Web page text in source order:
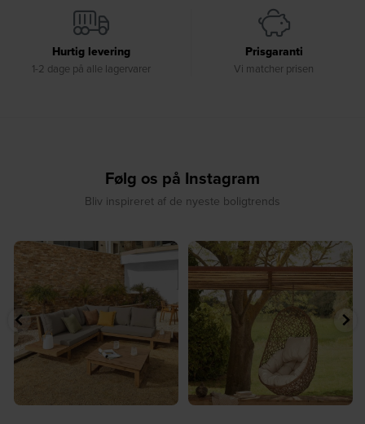
Hurtig levering
1-2 dage på alle lagervarer
Prisgaranti
Vi matcher prisen
Følg os på Instagram
Bliv inspireret af de nyeste boligtrends
☀️ Find dit yndlingssted denne
8 0
🤍 Rå materialer møder tidløst design⁠
...
9 0